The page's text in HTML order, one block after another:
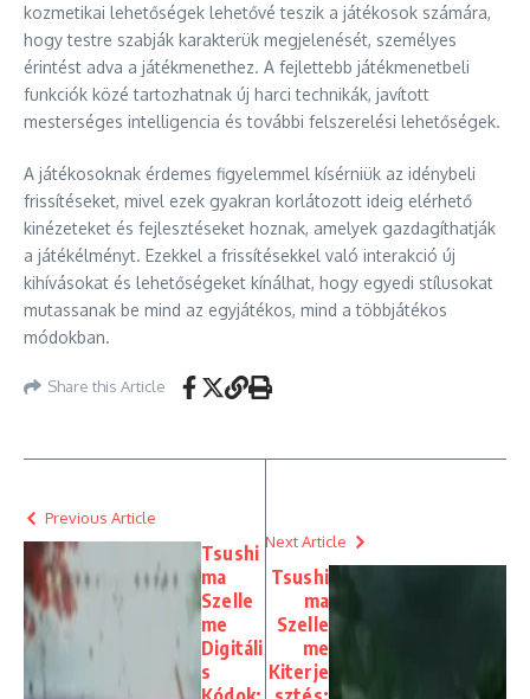
kozmetikai lehetőségek lehetővé teszik a játékosok számára,
hogy testre szabják karakterük megjelenését, személyes
érintést adva a játékmenethez. A fejlettebb játékmenetbeli
funkciók közé tartozhatnak új harci technikák, javított
mesterséges intelligencia és további felszerelési lehetőségek.
A játékosoknak érdemes figyelemmel kísérniük az idénybeli
frissítéseket, mivel ezek gyakran korlátozott ideig elérhető
kinézeteket és fejlesztéseket hoznak, amelyek gazdagíthatják
a játékélményt. Ezekkel a frissítésekkel való interakció új
kihívásokat és lehetőségeket kínálhat, hogy egyedi stílusokat
mutassanak be mind az egyjátékos, mind a többjátékos
módokban.
Share this Article
Previous Article
Tsushi
ma
Szelle
me
Digitáli
s
Next Article
Tsushi
ma
Szelle
me
Kiterje